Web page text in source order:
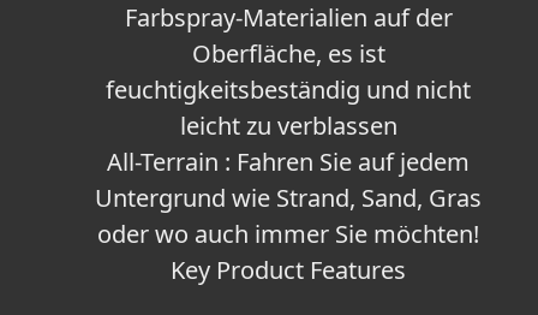
Farbspray-Materialien auf der
Oberfläche, es ist
feuchtigkeitsbeständig und nicht
leicht zu verblassen
All-Terrain : Fahren Sie auf jedem
Untergrund wie Strand, Sand, Gras
oder wo auch immer Sie möchten!
Key Product Features